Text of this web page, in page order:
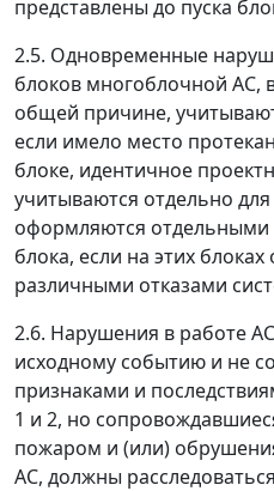
представлены до пуска
2.5. Одновременные
блоков многоблочной АС,
общей причине,
если имело место
блоке, идентичное
учитываются отдельно
оформляются отдельными
блока, если на этих
различными отказами
2.6. Нарушения в работе
исходному событию и не
признаками и
1 и 2, но
пожаром и (или)
АС, должны